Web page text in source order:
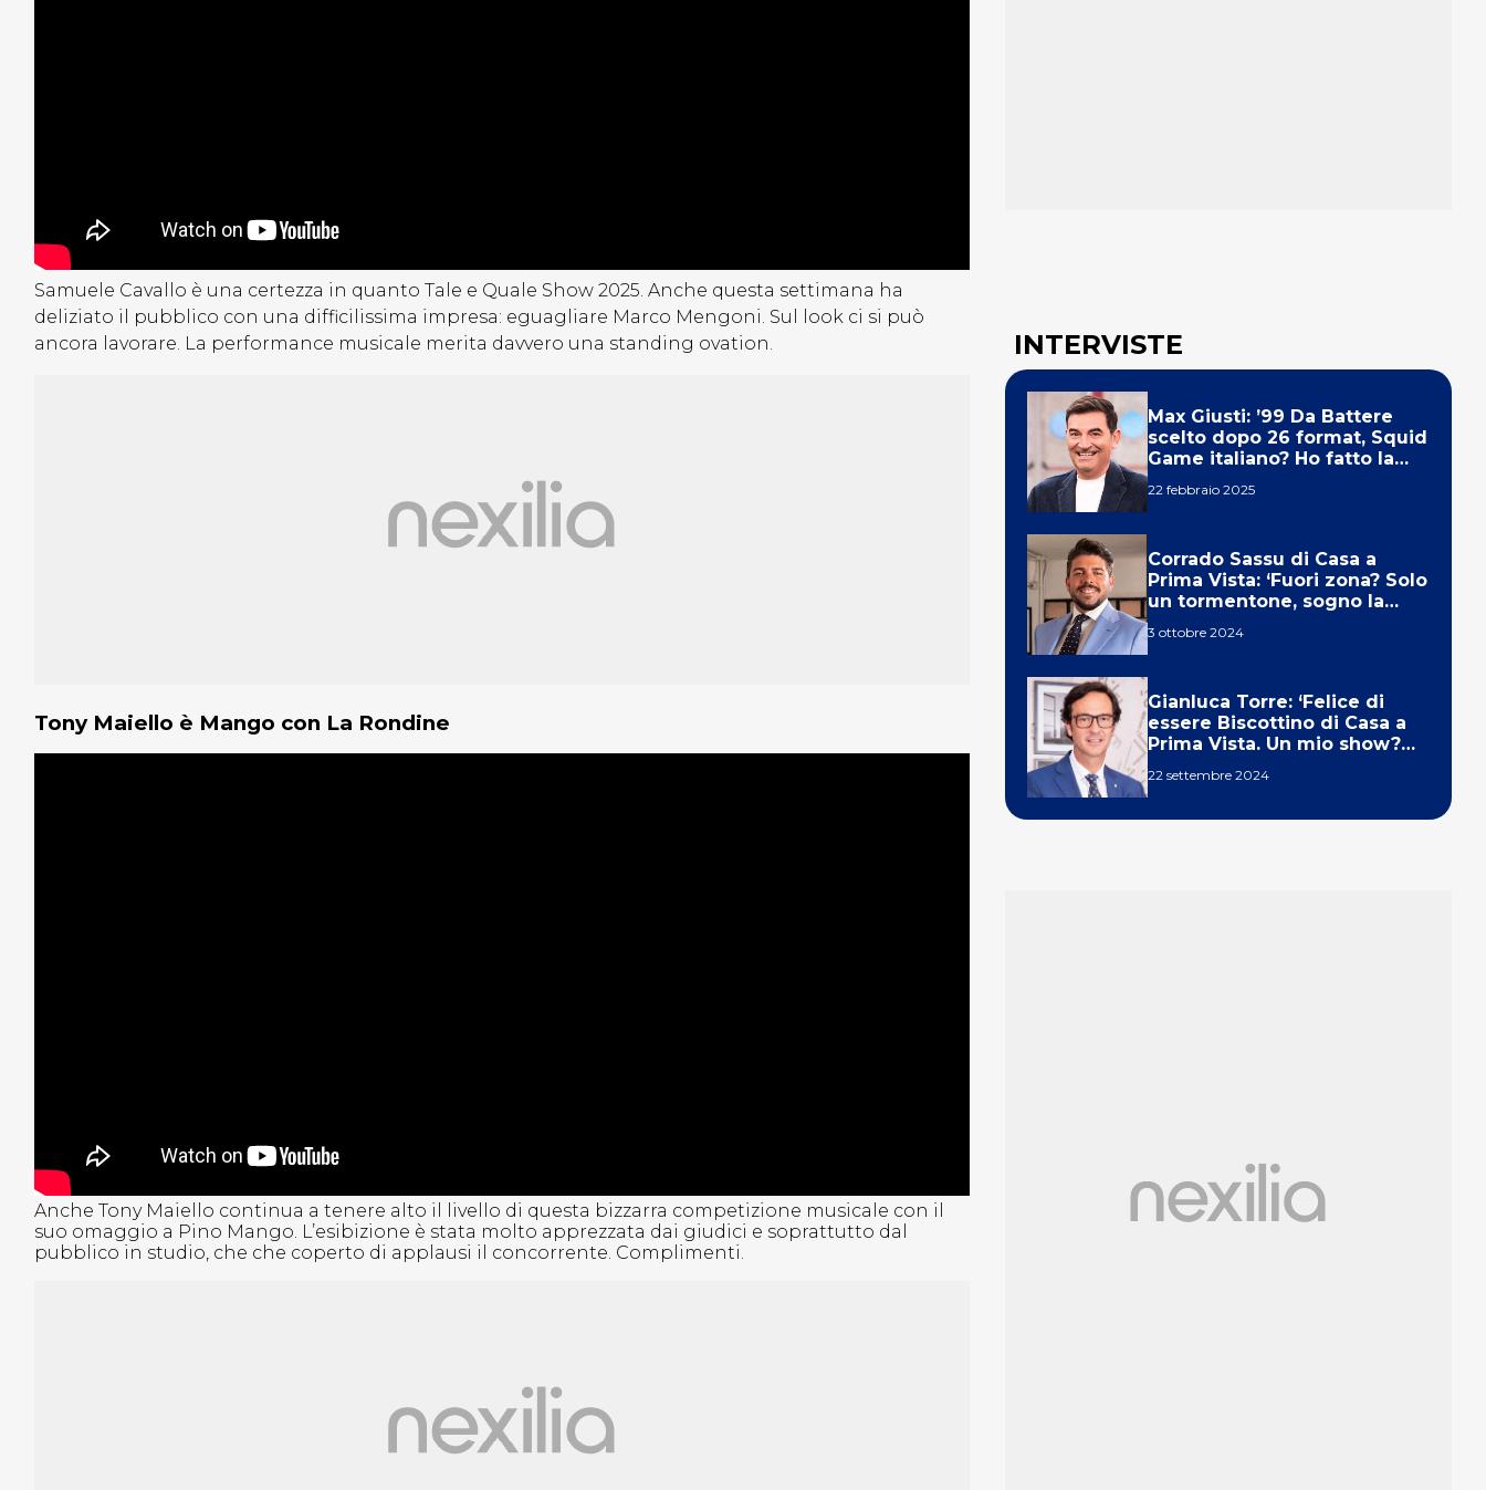
Samuele Cavallo è una certezza in quanto Tale e Quale Show 2025. Anche questa settimana ha
deliziato il pubblico con una difficilissima impresa: eguagliare Marco Mengoni. Sul look ci si può
ancora lavorare. La performance musicale merita davvero una standing ovation.
Tony Maiello è Mango con La Rondine
Anche Tony Maiello continua a tenere alto il livello di questa bizzarra competizione musicale con il
suo omaggio a Pino Mango. L’esibizione è stata molto apprezzata dai giudici e soprattutto dal
pubblico in studio, che che coperto di applausi il concorrente. Complimenti.
INTERVISTE
Max Giusti: ’99 Da Battere
scelto dopo 26 format, Squid
Game italiano? Ho fatto la
22 febbraio 2025
Corrado Sassu di Casa a
Prima Vista: ‘Fuori zona? Solo
un tormentone, sogno la
3 ottobre 2024
Gianluca Torre: ‘Felice di
essere Biscottino di Casa a
Prima Vista. Un mio show?
22 settembre 2024